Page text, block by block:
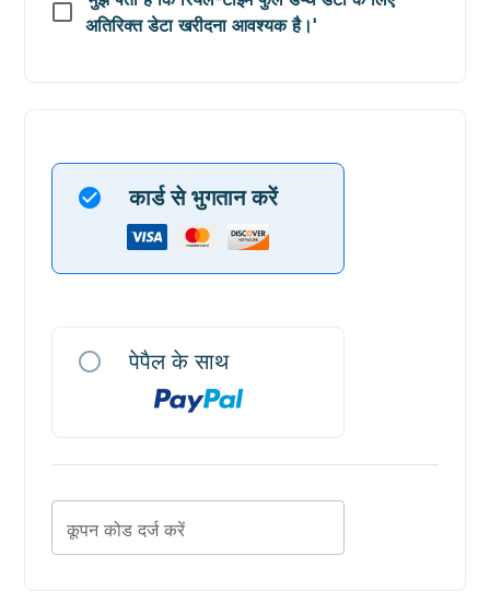
अतिरिक्त डेटा खरीदना आवश्यक है।'
check_circle कार्ड से भुगतान करें
radio_button_unchecked पेपैल के साथ
कूपन कोड दर्ज करें